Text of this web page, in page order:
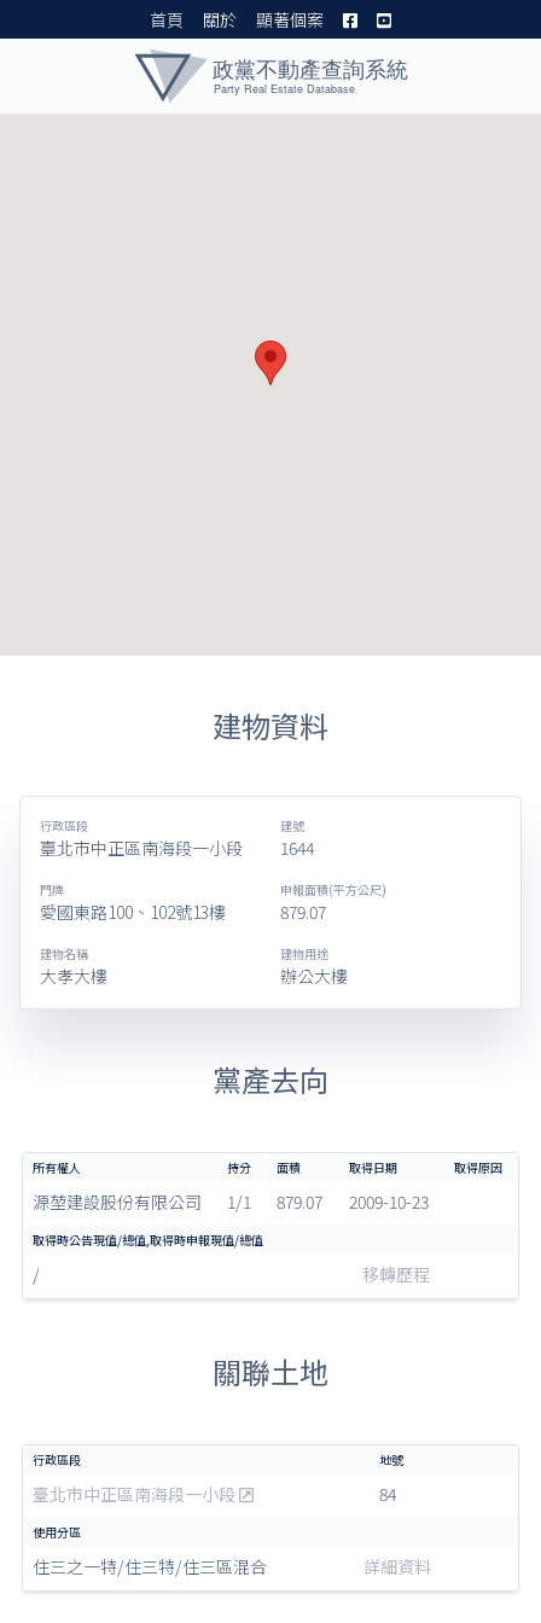
首頁 關於 顯著個案
建物資料
行政區段
臺北市中正區南海段一小段
建號
1644
門牌
愛國東路100、102號13樓
申報面積(平方公尺)
879.07
建物名稱
大孝大樓
建物用途
辦公大樓
黨產去向
源堃建設股份有限公司 1/1 879.07 2009-10-23
/ 移轉歷程
關聯土地
臺北市中正區南海段一小段 84
住三之一特/住三特/住三區混合 詳細資料